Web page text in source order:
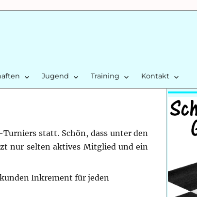
Jugend Training Kontakt
statt. Schön, dass unter den
nur selten aktives Mitglied und ein
Inkrement für jeden